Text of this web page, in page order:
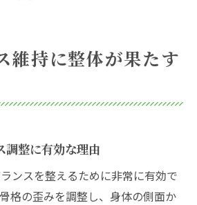
維持に整体が果たす
調整に有効な理由
ンスを整えるために非常に有効で
格の歪みを調整し、身体の側面か